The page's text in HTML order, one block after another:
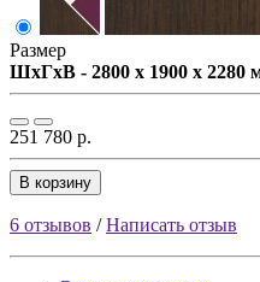
Размер
ШxГxВ - 2800 x 1900 x 2280
251 780 р.
В корзину
6 отзывов /Написать отзыв